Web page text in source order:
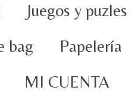
Juegos y puzles
bag
Papelería
MI CUENTA